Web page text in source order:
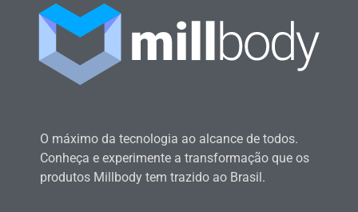
O máximo da tecnologia ao alcance de todos.
Conheça e experimente a transformação que os
produtos Millbody tem trazido ao Brasil.